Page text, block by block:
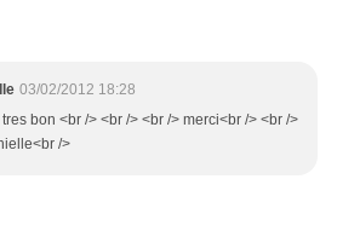
03/02/2012 18:28
bon <br /> <br /> <br /> merci<br /> <br />
/>